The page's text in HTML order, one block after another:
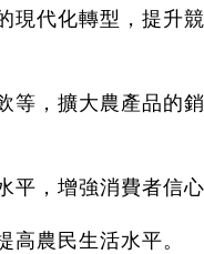
現代化轉型，提升
等，擴大農產品的
平，增強消費者信
高農民生活水平。